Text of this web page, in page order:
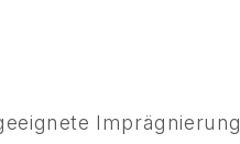
Imprägnierung